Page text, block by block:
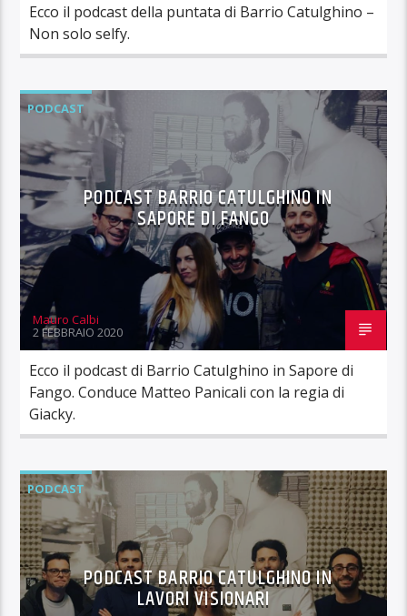
Ecco il podcast della puntata di Barrio Catulghino –
Non solo selfy.
PODCAST
PODCAST BARRIO CATULGHINO IN
SAPORE DI FANGO
Mauro Calbi
2 FEBBRAIO 2020
Ecco il podcast di Barrio Catulghino in Sapore di
Fango. Conduce Matteo Panicali con la regia di
Giacky.
PODCAST
PODCAST BARRIO CATULGHINO IN
LAVORI VISIONARI